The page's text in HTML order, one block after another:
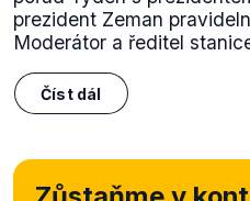
prezident Zeman
Moderátor a ředitel
Číst dál